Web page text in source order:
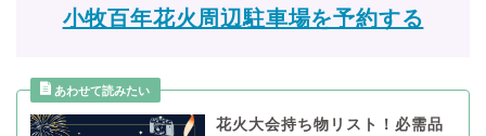
小牧百年花火周辺駐車場を予約する
花火大会持ち物リスト！必需品